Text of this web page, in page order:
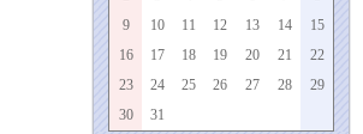
9
10 11 12 13 14
15
16
17 18 19 20 21
22
23
24 25 26 27 28
29
30
31